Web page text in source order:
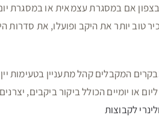
אם במסגרת עצמאית או במסגרת
טוב יותר את היקב ופועלו, את סדרות
המקבלים קהל מתעניין בטעימות יין
או יומיים הכולל ביקור ביקבים, יצרנים
לקבוצות